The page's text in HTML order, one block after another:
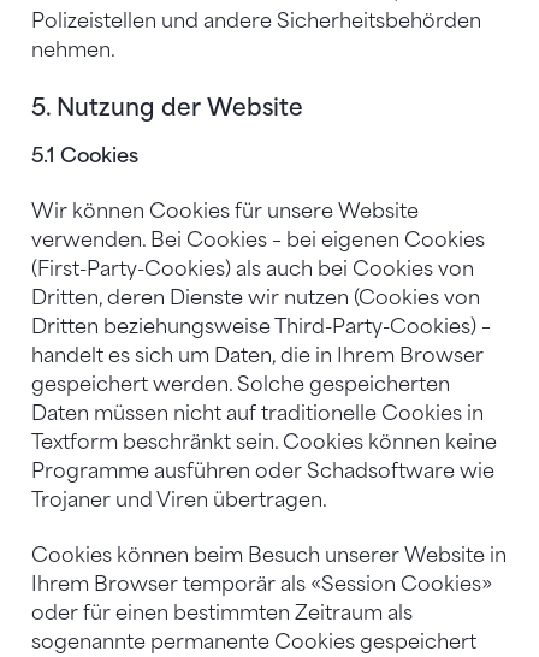
Polizeistellen und andere Sicherheitsbehörden
nehmen.
5. Nutzung der Website
5.1 Cookies
Wir können Cookies für unsere Website
verwenden. Bei Cookies – bei eigenen Cookies
(First-Party-Cookies) als auch bei Cookies von
Dritten, deren Dienste wir nutzen (Cookies von
Dritten beziehungsweise Third-Party-Cookies) –
handelt es sich um Daten, die in Ihrem Browser
gespeichert werden. Solche gespeicherten
Daten müssen nicht auf traditionelle Cookies in
Textform beschränkt sein. Cookies können keine
Programme ausführen oder Schadsoftware wie
Trojaner und Viren übertragen.
Cookies können beim Besuch unserer Website in
Ihrem Browser temporär als «Session Cookies»
oder für einen bestimmten Zeitraum als
sogenannte permanente Cookies gespeichert